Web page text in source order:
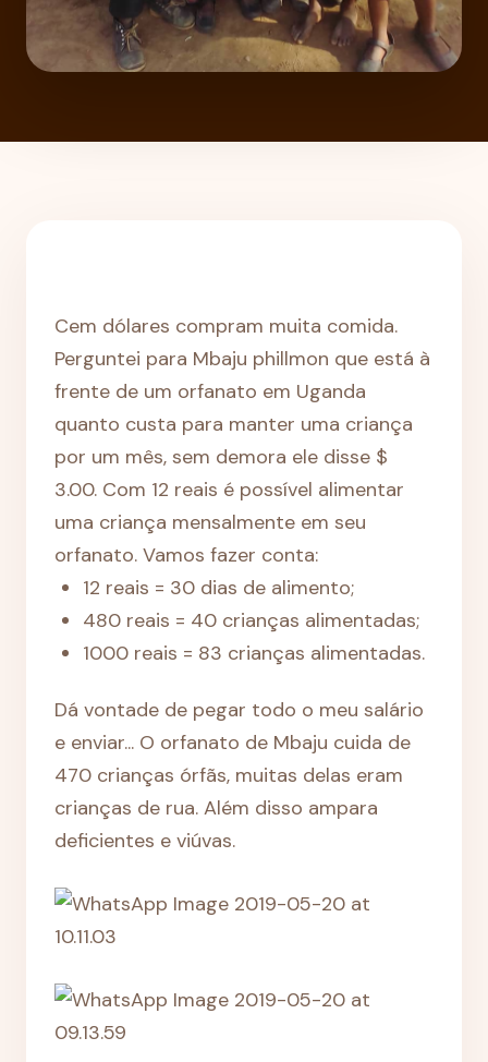
Cem dólares compram muita comida.
Perguntei para Mbaju phillmon que está à
frente de um orfanato em Uganda
quanto custa para manter uma criança
por um mês, sem demora ele disse $
3.00. Com 12 reais é possível alimentar
uma criança mensalmente em seu
orfanato. Vamos fazer conta:
12 reais = 30 dias de alimento;
480 reais = 40 crianças alimentadas;
1000 reais = 83 crianças alimentadas.
Dá vontade de pegar todo o meu salário
e enviar... O orfanato de Mbaju cuida de
470 crianças órfãs, muitas delas eram
crianças de rua. Além disso ampara
deficientes e viúvas.